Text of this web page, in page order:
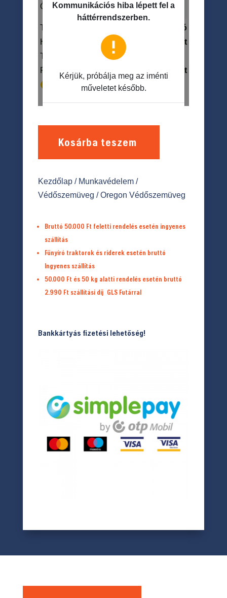
Kosárba teszem
Kezdőlap/ Munkavédelem/
Védőszemüveg / Oregon Védőszemüveg
Bruttó 50.000 Ft feletti rendelés esetén ingyenes
szállítás
Fűnyíró traktorok és riderek esetén bruttó
Ingyenes szállítás
50.000 Ft és 50 kg alatti rendelés esetén bruttó
2.990 Ft szállítási díj GLS Futárral
Bankkártyás fizetési lehetőség!